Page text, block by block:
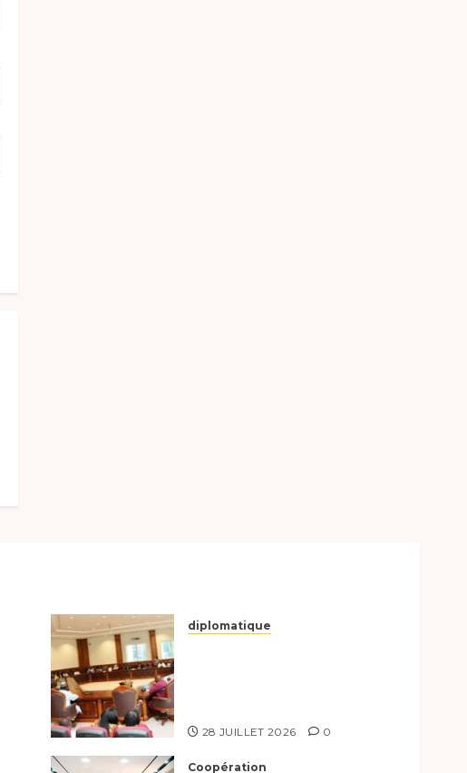
diplomatique
28 JUILLET 2026 0
Coopération